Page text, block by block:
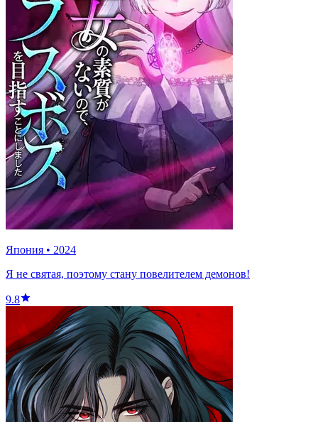
Япония • 2024
Я не святая, поэтому стану повелителем демонов!
9.8